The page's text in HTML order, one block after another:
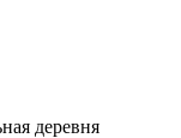
деревня